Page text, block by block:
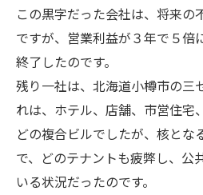
この黒字だった会社は、将来の
ですが、営業利益が３年で５倍
終了したのです。
残り一社は、北海道小樽市の三
れは、ホテル、店舗、市営住宅
どの複合ビルでしたが、核とな
で、どのテナントも疲弊し、公
いる状況だったのです。